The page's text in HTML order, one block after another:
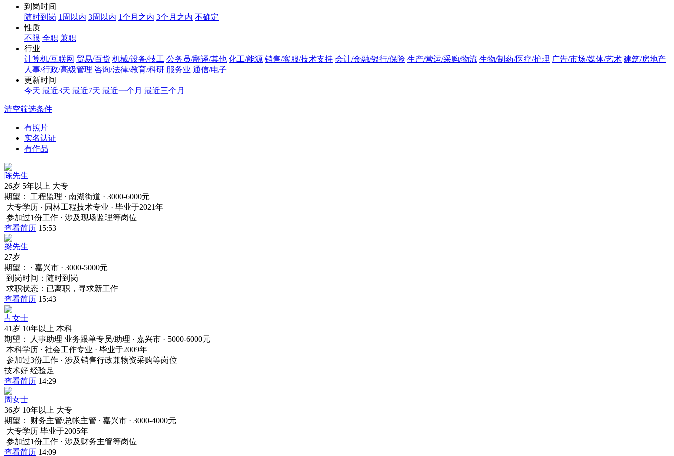
到岗时间
随时到岗 1周以内 3周以内 1个月之内 3个月之内 不确定
性质
不限 全职 兼职
行业
计算机/互联网 贸易/百货 机械/设备/技工 公务员/翻译/其他 化工/能源 销售/客服/技术支持 会计/金融/银行/保险 生产/营运/采购/物流 生物/制药/医疗/护理 广告/市场/媒体/艺术 建筑/房地产
人事/行政/高级管理 咨询/法律/教育/科研 服务业 通信/电子
更新时间
今天 最近3天 最近7天 最近一个月 最近三个月
清空筛选条件
有照片
实名认证
有作品
陈先生
26岁 5年以上 大专
期望：
工程监理 · 南湖街道 · 3000-6000元
大专学历 · 园林工程技术专业 · 毕业于2021年
参加过1份工作 · 涉及现场监理等岗位
查看简历 15:53
梁先生
27岁
期望：
· 嘉兴市 · 3000-5000元
到岗时间：随时到岗
求职状态：已离职，寻求新工作
查看简历 15:43
占女士
41岁 10年以上 本科
期望：
人事助理 业务跟单专员/助理 · 嘉兴市 · 5000-6000元
本科学历 · 社会工作专业 · 毕业于2009年
参加过3份工作 · 涉及销售行政兼物资采购等岗位
技术好 经验足
查看简历 14:29
周女士
36岁 10年以上 大专
期望：
财务主管/总帐主管 · 嘉兴市 · 3000-4000元
大专学历 毕业于2005年
参加过1份工作 · 涉及财务主管等岗位
查看简历 14:09